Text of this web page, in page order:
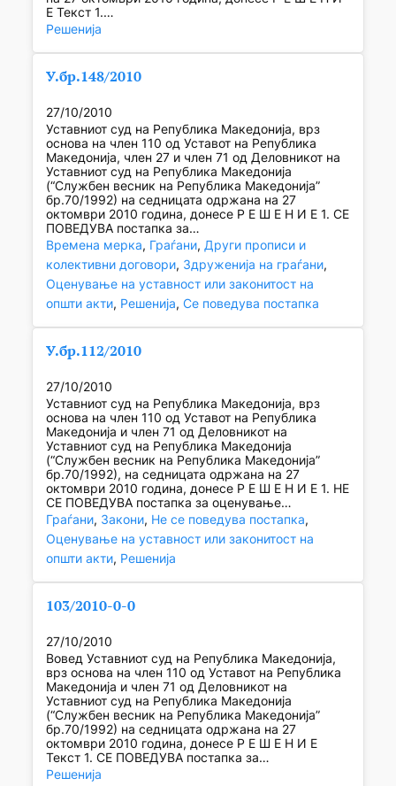
Е Текст 1.…
Решенија
У.бр.148/2010
27/10/2010
Уставниот суд на Република Македонија, врз
основа на член 110 од Уставот на Република
Македонија, член 27 и член 71 од Деловникот на
Уставниот суд на Република Македонија
(“Службен весник на Република Македонија”
бр.70/1992) на седницата одржана на 27
октомври 2010 година, донесе Р Е Ш Е Н И Е 1. СЕ
ПОВЕДУВА постапка за…
Времена мерка, Граѓани, Други прописи и
колективни договори, Здруженија на граѓани
Оценување на уставност или законитост на
општи акти, Решенија, Се поведува постапка
У.бр.112/2010
27/10/2010
Уставниот суд на Република Македонија, врз
основа на член 110 од Уставот на Република
Македонија и член 71 од Делов­ни­кот на
Уставниот суд на Република Македонија
(“Службен весник на Репуб­лика Македонија”
бр.70/1992), на седни­ца­та одржана на 27
октомври 2010 година, донесе Р Е Ш Е Н И Е 1. НЕ
СЕ ПОВЕДУВА постапка за оценување…
Граѓани, Закони, Не се поведува постапка
Оценување на уставност или законитост на
општи акти, Решенија
103/2010-0-0
27/10/2010
Вовед Уставниот суд на Република Македонија,
врз основа на член 110 од Уставот на Република
Македонија и член 71 од Деловникот на
Уставниот суд на Република Македонија
(“Службен весник на Република Македонија”
бр.70/1992) на седницата одржана на 27
октомври 2010 година, донесе Р Е Ш Е Н И Е
Текст 1. СЕ ПОВЕДУВА постапка за…
Решенија